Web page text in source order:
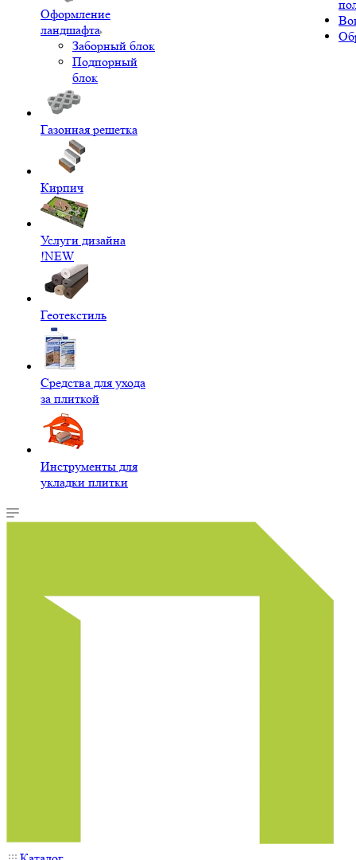
Оформление
ландшафта
Заборный блок
Подпорный
блок
Газонная решетка
Кирпич
Услуги дизайна
!NEW
Геотекстиль
Средства для ухода
за плиткой
Инструменты для
укладки плитки